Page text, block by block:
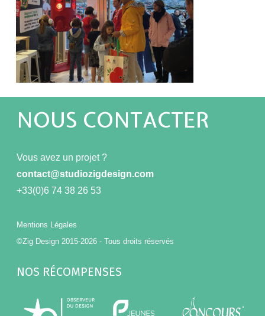
NOUS CONTACTER
Vous avez un projet ?
contact@studiozigdesign.com
+33(0)6 74 38 26 53
Mentions Légales
©Zig Design 2015-2026 - Tous droits réservés
NOS RÉCOMPENSES